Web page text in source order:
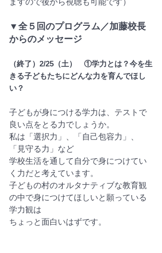
ますので後から視聴も可能です）
▼全５回のプログラム／加藤校長
からのメッセージ
（終了）2/25（土）　①学力とは？今を生
きる子どもたちにどんな力を育んでほし
い？
子どもが身につける学力は、テストで
良い点をとる力でしょうか。
私は「選択力」、「自己包容力」、
「見守る力」など
学校生活を通して自分で身につけてい
く力だと考えています。
子どもの村のオルタナティブな教育観
の中で身につけてほしいと願っている
学力観は
ちょっと面白いはずです。